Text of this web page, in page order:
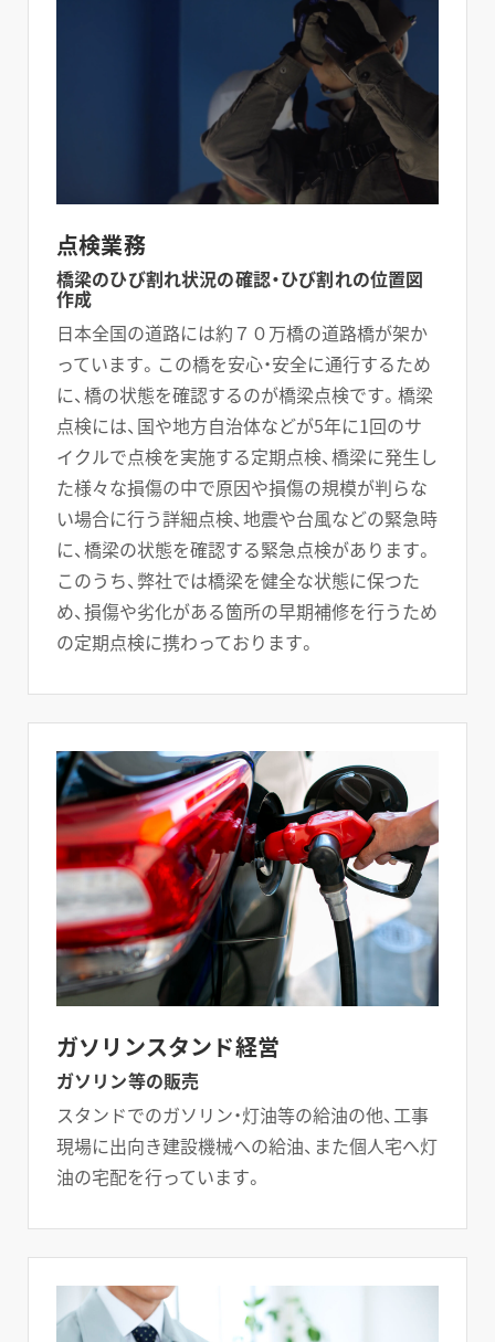
点検業務
橋梁のひび割れ状況の確認・ひび割れの位置図
作成
日本全国の道路には約７０万橋の道路橋が架か
っています。この橋を安心・安全に通行するため
に、橋の状態を確認するのが橋梁点検です。橋梁
点検には、国や地方自治体などが5年に1回のサ
イクルで点検を実施する定期点検、橋梁に発生し
た様々な損傷の中で原因や損傷の規模が判らな
い場合に行う詳細点検、地震や台風などの緊急時
に、橋梁の状態を確認する緊急点検があります。
このうち、弊社では橋梁を健全な状態に保つた
め、損傷や劣化がある箇所の早期補修を行うため
の定期点検に携わっております。
ガソリンスタンド経営
ガソリン等の販売
スタンドでのガソリン・灯油等の給油の他、工事
現場に出向き建設機械への給油、また個人宅へ灯
油の宅配を行っています。